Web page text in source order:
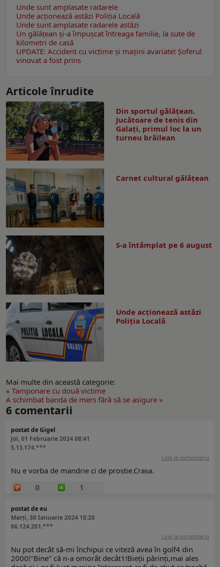
Unde sunt amplasate radarele
Unde acționează astăzi Poliția Locală
Unde sunt amplasate radarele astăzi
Un gălăţean și-a împușcat întreaga familie, la sute de
kilometri de casă
UPDATE: Accident cu victime și mașini avariate! Șoferul
vinovat a fost prins
Articole înrudite
Din sportul gălățean.
Jucătoare de tenis din
Galați, primul loc la un
turneu brăilean
Carnet cultural gălăţean
S-a întâmplat pe 6 august
Unde acționează astăzi
Poliția Locală
Mai multe din această categorie:
« Tamponare cu două victime
A schimbat banda de mers fără să se asigure »
6 comentarii
postat de Gigel
Joi, 01 Februarie 2024 08:41
5.13.174.***
Link la comentariu
Nu e vorba de mandrie ci de prostie.Crasa.
0
1
postat de eu
Marți, 30 Ianuarie 2024 18:20
86.124.201.***
Link la comentariu
Nu pot decât să-mi închipui ce viteză avea în golf4 din
2000!"Bine" că n-a omorât decât1!Bieții părinți,mai ales